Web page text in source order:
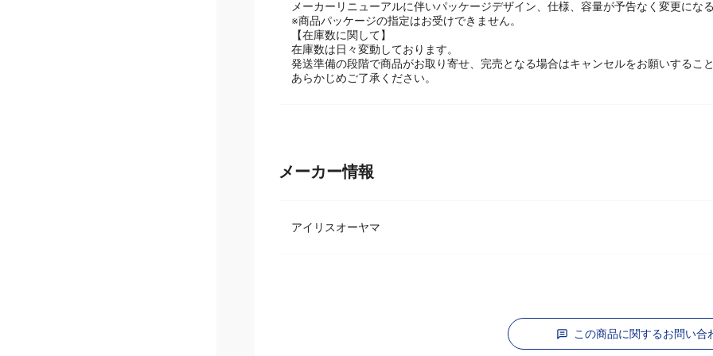
【掲載商品に関して】
メーカーリニューアルに伴いパッケージデザイン、仕様、容量が予告なく変更にな
※商品パッケージの指定はお受けできません。
【在庫数に関して】
在庫数は日々変動しております。
発送準備の段階で商品がお取り寄せ、完売となる場合はキャンセルをお願いするこ
この商品に関するお問い合